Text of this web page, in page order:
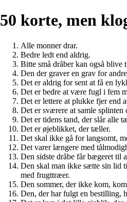
50 korte, men
Alle monner drar.
Bedre ledt end aldrig.
Bitte små dråber kan også blive
Den der graver en grav for
Det er aldrig for sent at få en
Det er bedre at være fugl i fem
Det er lettere at plukke fjer end
Det er sværere at samle splinten
Det er tidens tand, der slår alle
Det er øjeblikket, der tæller.
Det skal ikke gå for langsomt,
Det varer længere med
Den sidste dråbe får bægeret til
Den skal man ikke sætte sin lid
med frugttræer.
Den sommer, der ikke kom,
Den, der har fulgt en bestilling,